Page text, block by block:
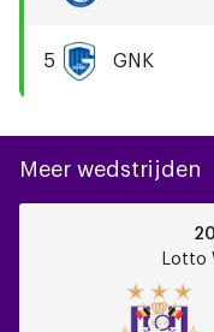
Gent
5
GNK
Meer wedstrijden
Lotto